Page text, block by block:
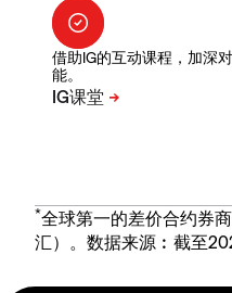
借助IG的互动课程，加深
能。
*全球第一的差价合约券
汇）。数据来源︰截至